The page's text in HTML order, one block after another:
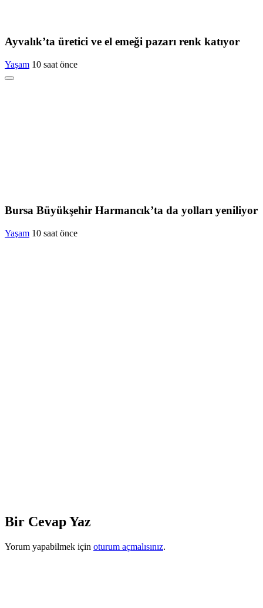
Ayvalık’ta üretici ve el emeği pazarı renk katıyor
Yaşam 10 saat önce
Bursa Büyükşehir Harmancık’ta da yolları yeniliyor
Yaşam 10 saat önce
Bir Cevap Yaz
Yorum yapabilmek için oturum açmalısınız.